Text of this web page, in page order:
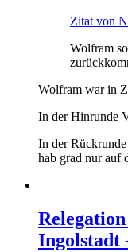
Zitat von
Wolfram
Wolfram war in
In der Hinrunde
In der
hab grad nur auf
Ingolstadt